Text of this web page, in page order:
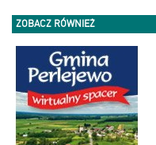
ZOBACZ RÓWNIEŻ